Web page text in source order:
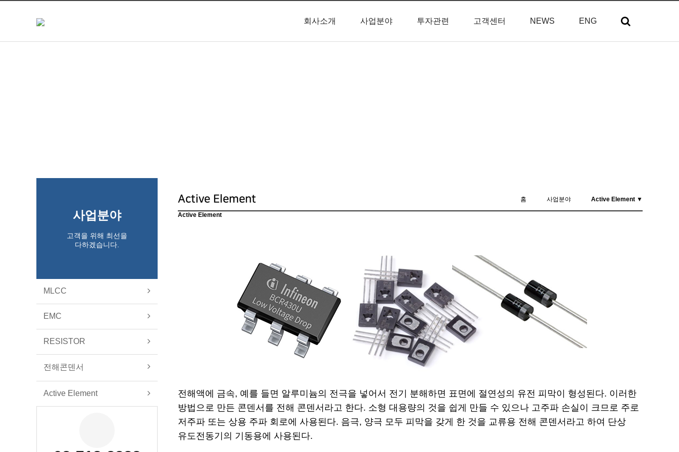
회사소개 사업분야 투자관련 고객센터 NEWS ENG
사업분야
고객을 위해 최선을
다하겠습니다.
MLCC
EMC
RESISTOR
전해콘덴서
Active Element
홈 사업분야 Active Element ▼
Active Element
Active Element
전해액에 금속, 예를 들면 알루미늄의 전극을 넣어서 전기 분해하면 표면에 절연성의 유전 피막이 형성된다. 이러한
방법으로 만든 콘덴서를 전해 콘덴서라고 한다. 소형 대용량의 것을 쉽게 만들 수 있으나 고주파 손실이 크므로 주로
저주파 또는 상용 주파 회로에 사용된다. 음극, 양극 모두 피막을 갖게 한 것을 교류용 전해 콘덴서라고 하여 단상
유도전동기의 기동용에 사용된다.